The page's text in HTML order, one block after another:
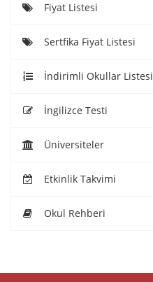
Fiyat Listesi
Sertfika Fiyat Listesi
İndirimli Okullar Listesi
İngilizce Testi
Üniversiteler
Etkinlik Takvimi
Okul Rehberi